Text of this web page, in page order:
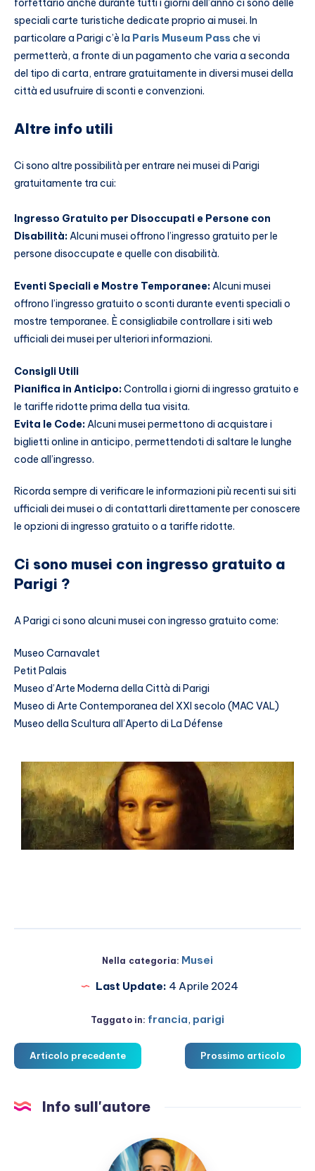
forfettario anche durante tutti i giorni dell’anno ci sono delle
speciali carte turistiche dedicate proprio ai musei. In
particolare a Parigi c’è la Paris Museum Pass che vi
permetterà, a fronte di un pagamento che varia a seconda
del tipo di carta, entrare gratuitamente in diversi musei della
città ed usufruire di sconti e convenzioni.
Altre info utili
Ci sono altre possibilità per entrare nei musei di Parigi
gratuitamente tra cui:
Ingresso Gratuito per Disoccupati e Persone con
Disabilità:Alcuni musei offrono l’ingresso gratuito per le
persone disoccupate e quelle con disabilità.
Eventi Speciali e Mostre Temporanee:Alcuni musei
offrono l’ingresso gratuito o sconti durante eventi speciali o
mostre temporanee. È consigliabile controllare i siti web
ufficiali dei musei per ulteriori informazioni.
Consigli Utili
Pianifica in Anticipo:Controlla i giorni di ingresso gratuito e
le tariffe ridotte prima della tua visita.
Evita le Code: Alcuni musei permettono di acquistare i
biglietti online in anticipo, permettendoti di saltare le lunghe
code all’ingresso.
Ricorda sempre di verificare le informazioni più recenti sui siti
ufficiali dei musei o di contattarli direttamente per conoscere
le opzioni di ingresso gratuito o a tariffe ridotte.
Ci sono musei con ingresso gratuito a
Parigi ?
A Parigi ci sono alcuni musei con ingresso gratuito come:
Museo Carnavalet
Petit Palais
Museo d’Arte Moderna della Città di Parigi
Museo di Arte Contemporanea del XXI secolo (MAC VAL)
Museo della Scultura all’Aperto di La Défense
Nella categoria: Musei
Last Update: 4 Aprile 2024
Taggato in: francia, parigi
Articolo precedente Prossimo articolo
Info sull'autore
Marco
Martucci